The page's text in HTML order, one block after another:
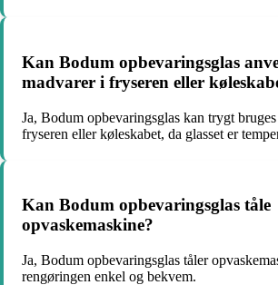
Kan Bodum opbevaringsglas
madvarer i fryseren eller
Ja, Bodum opbevaringsglas kan trygt
fryseren eller køleskabet, da glasset er
Kan Bodum opbevaringsglas tåle
opvaskemaskine?
Ja, Bodum opbevaringsglas tåler
rengøringen enkel og bekvem.